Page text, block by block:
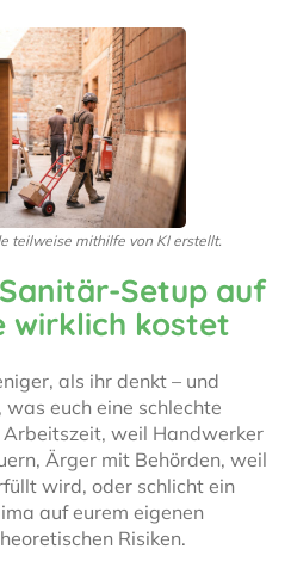
teilweise mithilfe von KI erstellt.
Setup auf
wirklich kostet
als ihr denkt – und
euch eine schlechte
Arbeitszeit, weil Handwerker
Ärger mit Behörden, weil
wird, oder schlicht ein
auf eurem eigenen
Risiken.